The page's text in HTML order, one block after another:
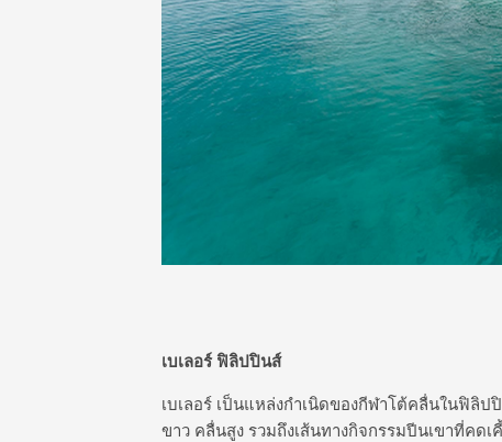
เบเลอร์ ฟิลิปปินส์
เบเลอร์ เป็นแหล่งกำเนิดของกีฬาโต้คลื่นในฟิ
ขาว คลื่นสูง รวมถึงเส้นทางกิจกรรมปีนเขาที่คดเ